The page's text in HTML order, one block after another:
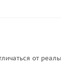
от